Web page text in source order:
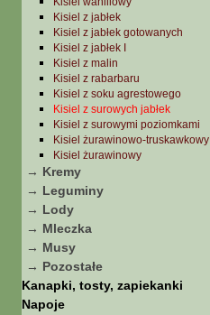
Kisiel z jabłek
Kisiel z jabłek gotowanych
Kisiel z jabłek I
Kisiel z malin
Kisiel z rabarbaru
Kisiel z soku agrestowego
Kisiel z surowych jabłek
Kisiel z surowymi poziomkami
Kisiel żurawinowo-truskawkowy
Kisiel żurawinowy
→ Kremy
→ Leguminy
→ Lody
→ Mleczka
→ Musy
→ Pozostałe
Kanapki, tosty, zapiekanki
Napoje